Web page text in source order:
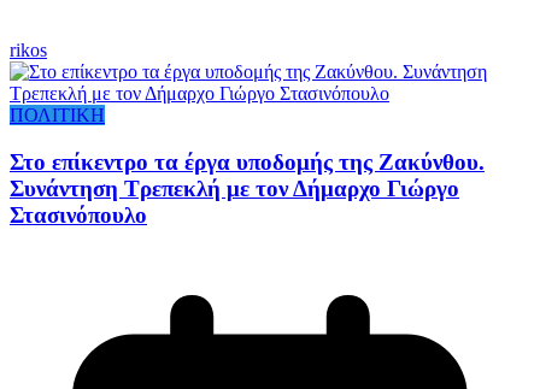
rikos
ΠΟΛΙΤΙΚΗ
Στο επίκεντρο τα έργα υποδομής της Ζακύνθου.
Συνάντηση Τρεπεκλή με τον Δήμαρχο Γιώργο
Στασινόπουλο